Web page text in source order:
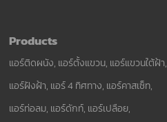
Products
แอร์ติดผนัง, แอร์ตั้งแขวน, แอร์แขวนใต้ฝ้า,
แอร์ฝังฝ้า, แอร์ 4 ทิศทาง, แอร์คาสเซ็ท,
แอร์ท่อลม, แอร์ดักท์, แอร์เปลือย,